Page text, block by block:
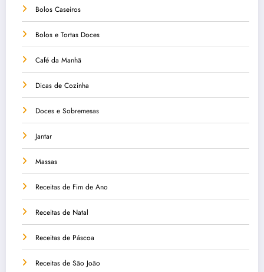
Bolos Caseiros
Bolos e Tortas Doces
Café da Manhã
Dicas de Cozinha
Doces e Sobremesas
Jantar
Massas
Receitas de Fim de Ano
Receitas de Natal
Receitas de Páscoa
Receitas de São João